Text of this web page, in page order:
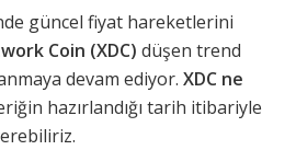
güncel fiyat hareketlerini
Coin (XDC) düşen trend
devam ediyor. XDC ne
hazırlandığı tarih itibariyle